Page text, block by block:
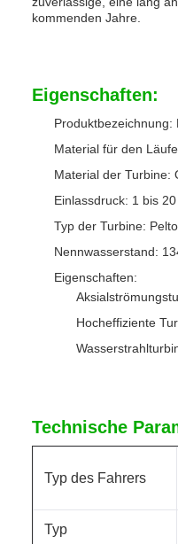
kommenden Jahre.
Eigenschaften:
Produktbezeichnung:
Material für den
Material der Turbine:
Einlassdruck: 1 bis
Typ der Turbine:
Nennwasserstand:
Eigenschaften:
Hocheffiziente
Technische
Typ des Fahrers
Typ